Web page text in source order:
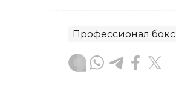
Профессионал бокс